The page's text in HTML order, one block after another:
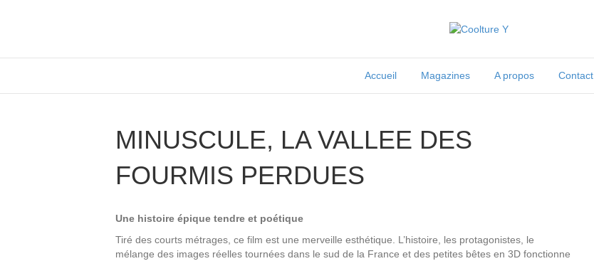
Accueil Magazines A propos Contact
MINUSCULE, LA VALLEE DES
FOURMIS PERDUES
Une histoire épique tendre et poétique
Tiré des courts métrages, ce film est une merveille esthétique. L’histoire, les protagonistes, le
mélange des images réelles tournées dans le sud de la France et des petites bêtes en 3D fonctionne